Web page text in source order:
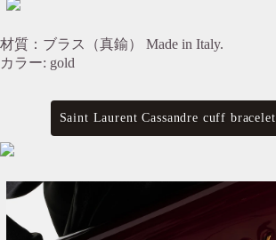
材質：ブラス（真鍮） Made in Italy.
カラー: gold
Saint Laurent Cassandre cuff bracelet